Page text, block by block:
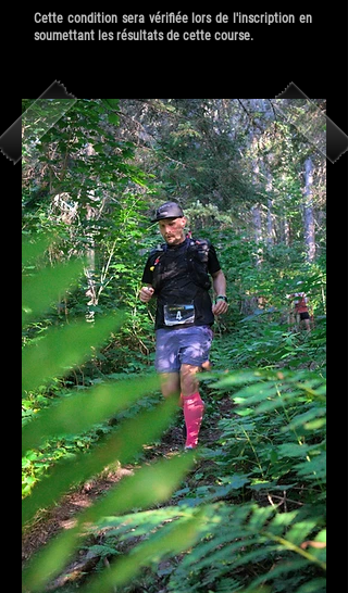
Cette condition sera vérifiée lors de l'inscription en
soumettant les résultats de cette course.